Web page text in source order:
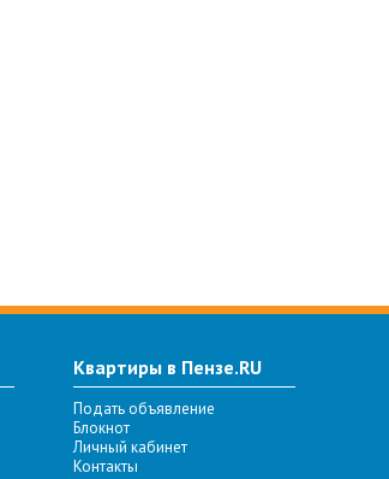
Квартиры в Пензе.RU
Подать объявление
Блокнот
Личный кабинет
Контакты